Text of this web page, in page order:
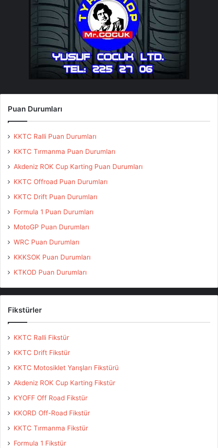
Puan Durumları
KKTC Ralli Puan Durumları
KKTC Tırmanma Puan Durumları
Akdeniz ROK Cup Karting Puan Durumları
KKTC Offroad Puan Durumları
KKTC Drift Puan Durumları
Formula 1 Puan Durumları
MotoGP Puan Durumları
WRC Puan Durumları
KKKSOK Puan Durumları
KTKOD Puan Durumları
Fikstürler
KKTC Ralli Fikstür
KKTC Drift Fikstür
KKTC Motosiklet Yarışları Fikstürü
Akdeniz ROK Cup Karting Fikstür
KYOFF Off Road Fikstür
KKORD Off-Road Fikstür
KKTC Tırmanma Fikstür
Formula 1 Fikstür